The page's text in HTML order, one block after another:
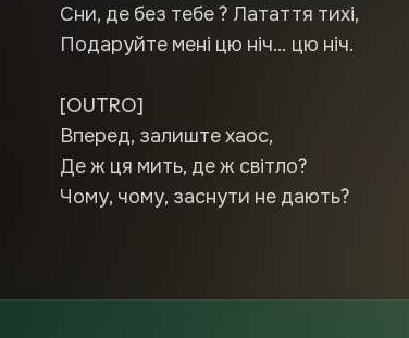
Сни, де без тебе ? Латаття тихі,
Подаруйте мені цю ніч… цю ніч.
[OUTRO]
Вперед, залиште хаос,
Де ж ця мить, де ж світло?
Чому, чому, заснути не дають?